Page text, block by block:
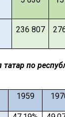
236 807
по
1959